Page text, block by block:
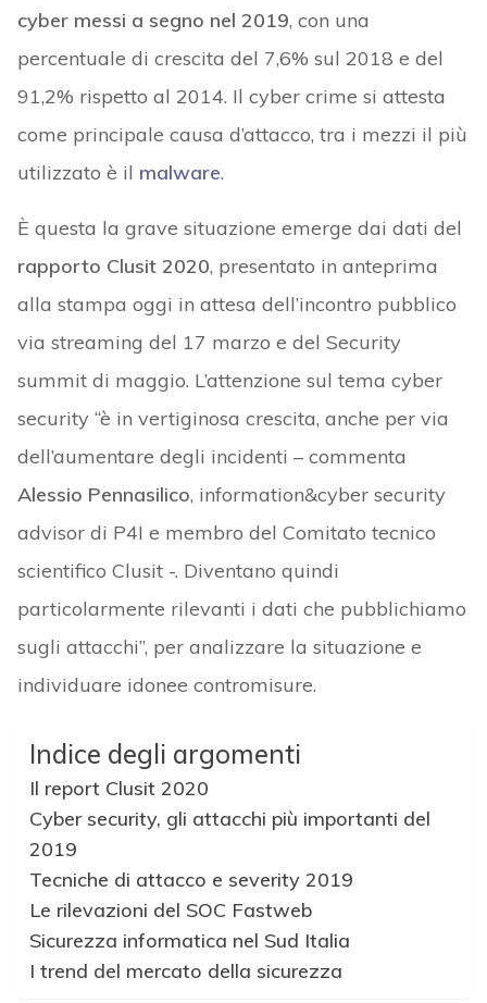
cyber messi a segno nel 2019, con una
percentuale di crescita del 7,6% sul 2018 e del
91,2% rispetto al 2014. Il cyber crime si attesta
come principale causa d’attacco, tra i mezzi il più
utilizzato è il malware.
È questa la grave situazione emerge dai dati del
rapporto Clusit 2020, presentato in anteprima
alla stampa oggi in attesa dell’incontro pubblico
via streaming del 17 marzo e del Security
summit di maggio. L’attenzione sul tema cyber
security “è in vertiginosa crescita, anche per via
dell’aumentare degli incidenti – commenta
Alessio Pennasilico, information&cyber security
advisor di P4I e membro del Comitato tecnico
scientifico Clusit -. Diventano quindi
particolarmente rilevanti i dati che pubblichiamo
sugli attacchi”, per analizzare la situazione e
individuare idonee contromisure.
Indice degli argomenti
Il report Clusit 2020
Cyber security, gli attacchi più importanti del
2019
Tecniche di attacco e severity 2019
Le rilevazioni del SOC Fastweb
Sicurezza informatica nel Sud Italia
I trend del mercato della sicurezza